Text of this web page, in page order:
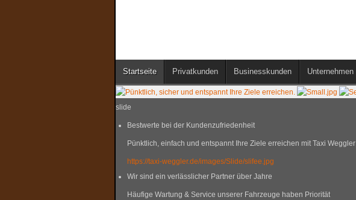
Startseite Privatkunden Businesskunden Unternehmen
slide
Bestwerte bei der Kundenzufriedenheit
Pünktlich, einfach und entspannt Ihre Ziele erreichen mit Taxi Weggler
https://taxi-weggler.de/images/Slide/slifee.jpg
Wir sind ein verlässlicher Partner über Jahre
Häufige Wartung & Service unserer Fahrzeuge haben Priorität